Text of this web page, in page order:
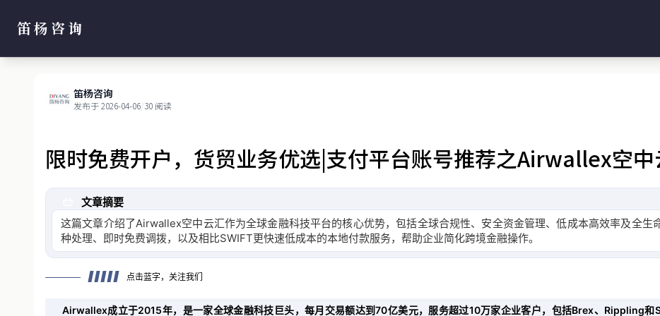
笛杨咨询
笛杨咨询
发布于 2026-04-06/30 阅读
限时免费开户，货贸业务优选|支付平台账号推荐之Airwallex空中
文章摘要
这篇文章介绍了Airwallex空中云汇作为全球金融科技平台的核心优势，包括全球合规性、安全资金管理、低成本高效率及全生
种处理、即时免费调拨，以及相比SWIFT更快速低成本的本地付款服务，帮助企业简化跨境金融操作。
点击蓝字，关注我们
Airwallex成立于2015年，是一家全球金融科技巨头，每月交易额达到70亿美元，服务超过10万家企业客户，包括Brex、Rippling和